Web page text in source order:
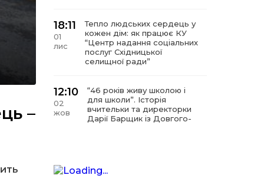
–
18:11
01
лис
Тепло людських сердець у
кожен дім: як працює КУ
“Центр надання соціальних
послуг Східницької
селищної ради”
12:10
02
жов
“46 років живу школою і
для школи”. Історія
вчительки та директорки
Дарії Барщик із Довгого-
11 вер
любові до дітей”. Інтерв’ю
з директором КЗ